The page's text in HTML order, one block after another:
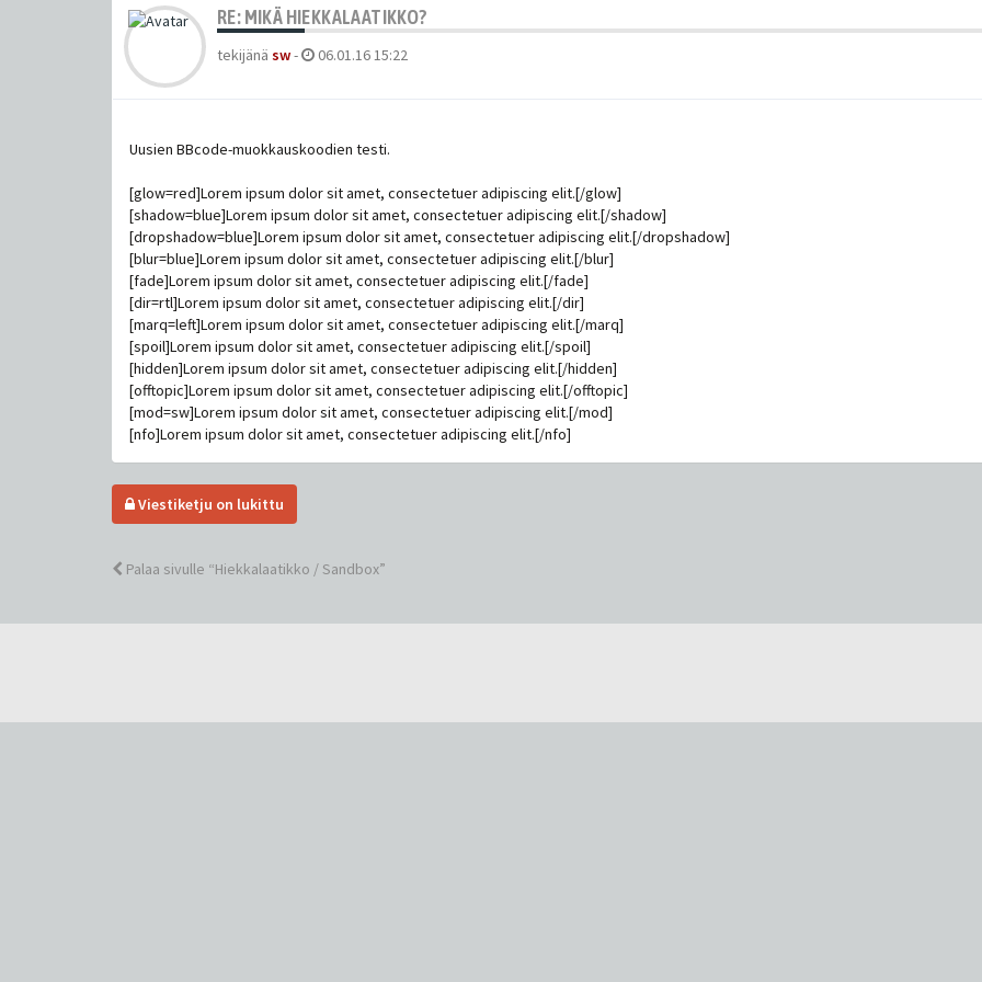
RE: MIKÄ HIEKKALAATIKKO?
tekijänä sw- 06.01.16 15:22
Uusien BBcode-muokkauskoodien testi.
[glow=red]Lorem ipsum dolor sit amet, consectetuer adipiscing elit.[/glow]
[shadow=blue]Lorem ipsum dolor sit amet, consectetuer adipiscing elit.[/shadow]
[dropshadow=blue]Lorem ipsum dolor sit amet, consectetuer adipiscing elit.[/dropshadow]
[blur=blue]Lorem ipsum dolor sit amet, consectetuer adipiscing elit.[/blur]
[fade]Lorem ipsum dolor sit amet, consectetuer adipiscing elit.[/fade]
[dir=rtl]Lorem ipsum dolor sit amet, consectetuer adipiscing elit.[/dir]
[marq=left]Lorem ipsum dolor sit amet, consectetuer adipiscing elit.[/marq]
[spoil]Lorem ipsum dolor sit amet, consectetuer adipiscing elit.[/spoil]
[hidden]Lorem ipsum dolor sit amet, consectetuer adipiscing elit.[/hidden]
[offtopic]Lorem ipsum dolor sit amet, consectetuer adipiscing elit.[/offtopic]
[mod=sw]Lorem ipsum dolor sit amet, consectetuer adipiscing elit.[/mod]
[nfo]Lorem ipsum dolor sit amet, consectetuer adipiscing elit.[/nfo]
Viestiketju on lukittu
Palaa sivulle “Hiekkalaatikko / Sandbox”